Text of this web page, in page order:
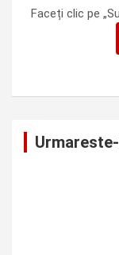
Faceți clic pe